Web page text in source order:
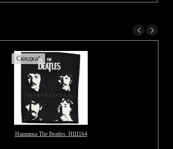
Скидка!
Нашивка The Beatles. НШ164